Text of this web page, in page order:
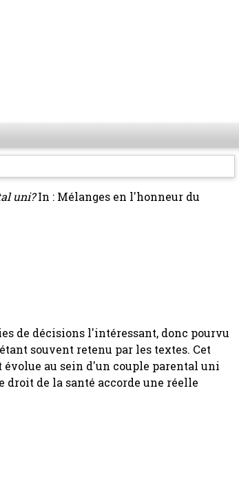
uni?In : Mélanges en l'honneur du
de décisions l'intéressant, donc pourvu
souvent retenu par les textes. Cet
au sein d'un couple parental uni
droit de la santé accorde une réelle